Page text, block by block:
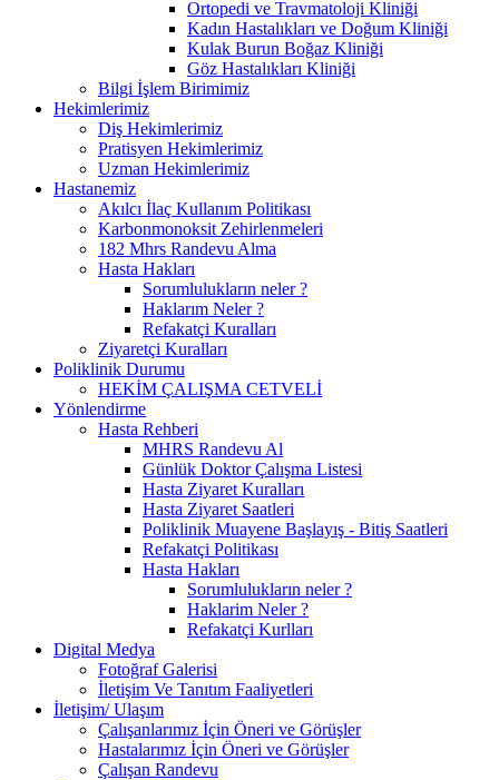
Ortopedi ve Travmatoloji Kliniği
Kadın Hastalıkları ve Doğum Kliniği
Kulak Burun Boğaz Kliniği
Göz Hastalıkları Kliniği
Bilgi İşlem Birimimiz
Hekimlerimiz
Diş Hekimlerimiz
Pratisyen Hekimlerimiz
Uzman Hekimlerimiz
Hastanemiz
Akılcı İlaç Kullanım Politikası
Karbonmonoksit Zehirlenmeleri
182 Mhrs Randevu Alma
Hasta Hakları
Sorumlulukların neler ?
Haklarım Neler ?
Refakatçi Kuralları
Ziyaretçi Kuralları
Poliklinik Durumu
HEKİM ÇALIŞMA CETVELİ
Yönlendirme
Hasta Rehberi
MHRS Randevu Al
Günlük Doktor Çalışma Listesi
Hasta Ziyaret Kuralları
Hasta Ziyaret Saatleri
Poliklinik Muayene Başlayış - Bitiş Saatleri
Refakatçi Politikası
Hasta Hakları
Sorumlulukların neler ?
Haklarim Neler ?
Refakatçi Kurlları
Digital Medya
Fotoğraf Galerisi
İletişim Ve Tanıtım Faaliyetleri
İletişim/ Ulaşım
Çalışanlarımız İçin Öneri ve Görüşler
Hastalarımız İçin Öneri ve Görüşler
Çalışan Randevu